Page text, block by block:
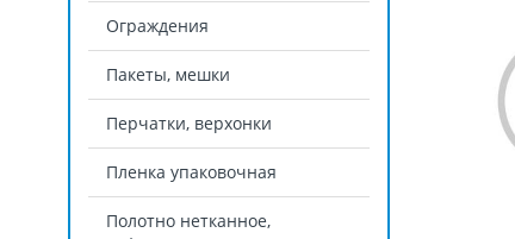
Ограждения
Пакеты, мешки
Перчатки, верхонки
Пленка упаковочная
Полотно нетканное,